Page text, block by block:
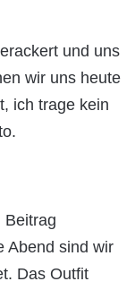
und uns
wir uns heute
ich trage kein
Beitrag
Abend sind wir
Das Outfit